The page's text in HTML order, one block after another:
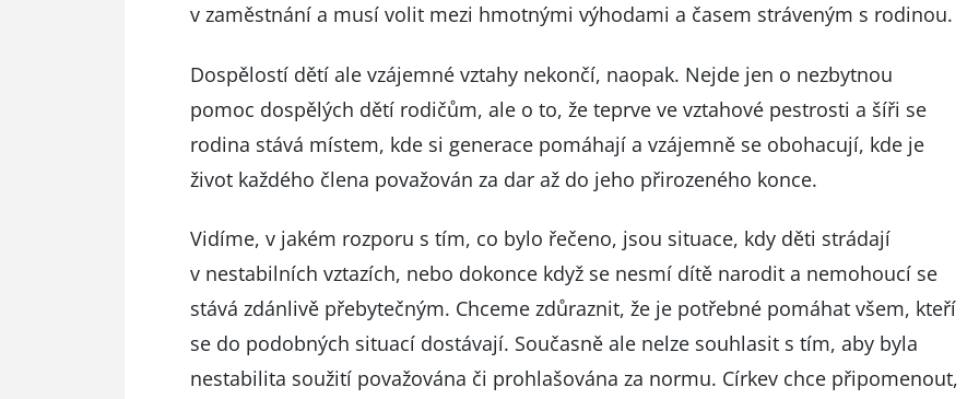
v zaměstnání a musí volit mezi hmotnými výhodami a časem stráveným s rodinou.
Dospělostí dětí ale vzájemné vztahy nekončí, naopak. Nejde jen o nezbytnou
pomoc dospělých dětí rodičům, ale o to, že teprve ve vztahové pestrosti a šíři se
rodina stává místem, kde si generace pomáhají a vzájemně se obohacují, kde je
život každého člena považován za dar až do jeho přirozeného konce.
Vidíme, v jakém rozporu s tím, co bylo řečeno, jsou situace, kdy děti strádají
v nestabilních vztazích, nebo dokonce když se nesmí dítě narodit a nemohoucí se
stává zdánlivě přebytečným. Chceme zdůraznit, že je potřebné pomáhat všem, kteří
se do podobných situací dostávají. Současně ale nelze souhlasit s tím, aby byla
nestabilita soužití považována či prohlašována za normu. Církev chce připomenout,